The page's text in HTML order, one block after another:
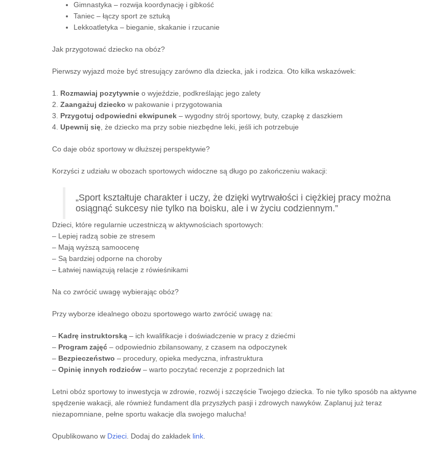
Gimnastyka – rozwija koordynację i gibkość
Taniec – łączy sport ze sztuką
Lekkoatletyka – bieganie, skakanie i rzucanie
Jak przygotować dziecko na obóz?
Pierwszy wyjazd może być stresujący zarówno dla dziecka, jak i rodzica. Oto kilka wskazówek:
1. Rozmawiaj pozytywnie o wyjeździe, podkreślając jego zalety
2. Zaangażuj dziecko w pakowanie i przygotowania
3. Przygotuj odpowiedni ekwipunek – wygodny strój sportowy, buty, czapkę z daszkiem
4. Upewnij się , że dziecko ma przy sobie niezbędne leki, jeśli ich potrzebuje
Co daje obóz sportowy w dłuższej perspektywie?
Korzyści z udziału w obozach sportowych widoczne są długo po zakończeniu wakacji:
„Sport kształtuje charakter i uczy, że dzięki wytrwałości i ciężkiej pracy można
osiągnąć sukcesy nie tylko na boisku, ale i w życiu codziennym.”
Dzieci, które regularnie uczestniczą w aktywnościach sportowych:
– Lepiej radzą sobie ze stresem
– Mają wyższą samoocenę
– Są bardziej odporne na choroby
– Łatwiej nawiązują relacje z rówieśnikami
Na co zwrócić uwagę wybierając obóz?
Przy wyborze idealnego obozu sportowego warto zwrócić uwagę na:
– Kadrę instruktorską – ich kwalifikacje i doświadczenie w pracy z dziećmi
– Program zajęć – odpowiednio zbilansowany, z czasem na odpoczynek
– Bezpieczeństwo – procedury, opieka medyczna, infrastruktura
– Opinię innych rodziców – warto poczytać recenzje z poprzednich lat
Letni obóz sportowy to inwestycja w zdrowie, rozwój i szczęście Twojego dziecka. To nie tylko sposób na aktywne
spędzenie wakacji, ale również fundament dla przyszłych pasji i zdrowych nawyków. Zaplanuj już teraz
niezapomniane, pełne sportu wakacje dla swojego malucha!
Opublikowano w Dzieci . Dodaj do zakładek link